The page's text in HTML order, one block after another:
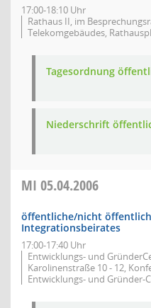
17:00-18:10 Uhr
Rathaus II, im
Telekomgebäudes,
Tagesordnung
Niederschrift
MI 05.04.2006
öffentliche/nicht
Integrationsbeirates
17:00-17:40 Uhr
Entwicklungs- und
Karolinenstraße 10 - 12,
Entwicklungs- und Gründer-